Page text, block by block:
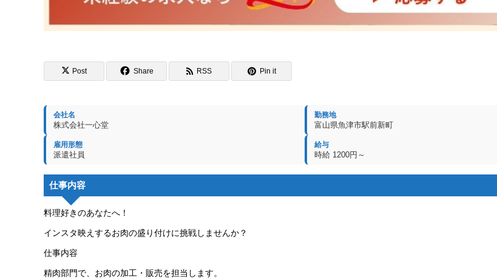
Post Share RSS Pin it
会社名
株式会社一心堂
勤務地
富山県魚津市駅前新町
雇用形態
派遣社員
給与
時給 1200円～
仕事内容
料理好きのあなたへ！
インスタ映えするお肉の盛り付けに挑戦しませんか？
仕事内容
精肉部門で、お肉の加工・販売を担当します。